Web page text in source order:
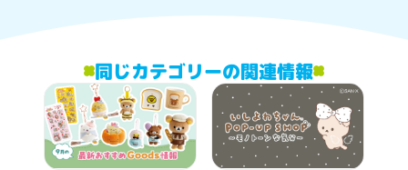
同じカテゴリーの関連情報